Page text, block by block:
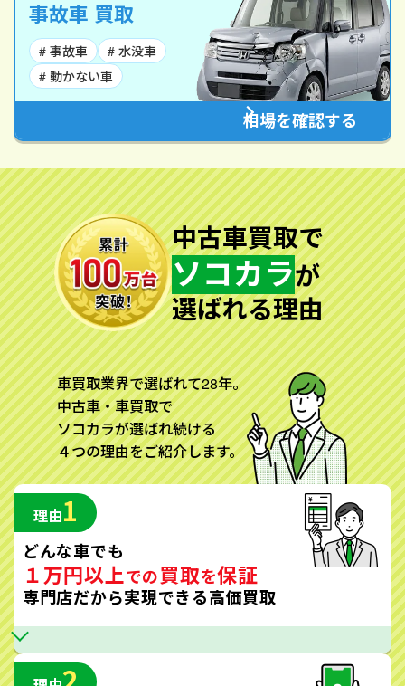
事故車 買取
# 事故車
# 水没車
# 動かない車
相場を確認する
中古車買取で
ソコカラが
選ばれる理由
車買取業界で選ばれて28年。
中古車・車買取で
ソコカラが選ばれ続ける
４つの理由をご紹介します。
理由1
どんな車でも
１万円以上での買取を保証
専門店だから実現できる高価買取